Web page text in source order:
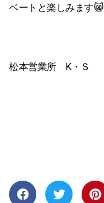
ベートと楽しみます😸
松本営業所 K・Ｓ